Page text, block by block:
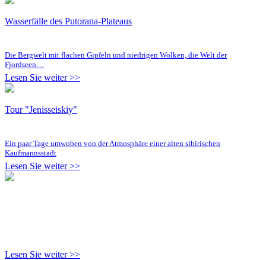
Wasserfälle des Putorana-Plateaus
Die Bergwelt mit flachen Gipfeln und niedrigen Wolken, die Welt der
Fjordseen…
Lesen Sie weiter >>
Tour "Jenisseiskiy"
Ein paar Tage umwoben von der Atmosphäre einer alten sibirischen
Kaufmannsstadt
Lesen Sie weiter >>
Lesen Sie weiter >>